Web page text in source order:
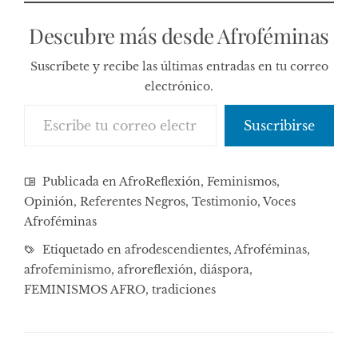
Descubre más desde Afroféminas
Suscríbete y recibe las últimas entradas en tu correo
electrónico.
Suscribirse
Publicada enAfroReflexión, Feminismos,
Opinión, Referentes Negros, Testimonio,Voces
Afroféminas
Etiquetado en afrodescendientes, Afroféminas,
afrofeminismo, afroreflexión, diáspora,
FEMINISMOS AFRO, tradiciones